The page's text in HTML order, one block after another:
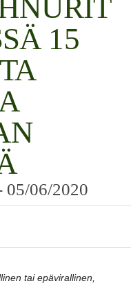
15
05/06/2020
tai epävirallinen,